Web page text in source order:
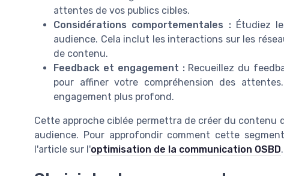
attentes de vos publics cibles.
Considérations comportementales :Étudiez
audience. Cela inclut les interactions sur les
de contenu.
Feedback et engagement :Recueillez du
pour affiner votre compréhension des
engagement plus profond.
Cette approche ciblée permettra de créer du
audience. Pour approfondir comment cette
l'article sur l'optimisation de la communication OSBD.